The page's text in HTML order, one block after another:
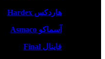
هاردکس Hardex
آسماکو Asmaco
فاینال Final